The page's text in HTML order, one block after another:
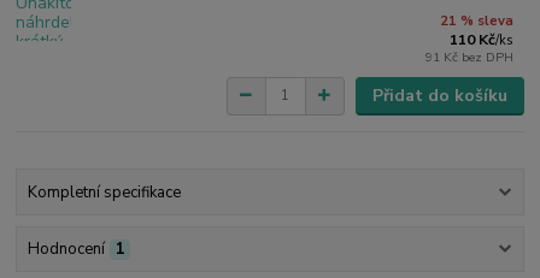
21 % sleva
110 Kč/ks
91 Kč bez DPH
Přidat do košíku
Kompletní specifikace
Hodnocení 1